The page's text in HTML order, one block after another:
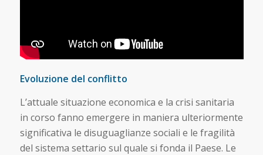
Evoluzione del conflitto
L’attuale situazione economica e la crisi sanitaria
in corso fanno emergere in maniera ulteriormente
significativa le disuguaglianze sociali e le fragilità
del sistema settario sul quale si fonda il Paese. Le